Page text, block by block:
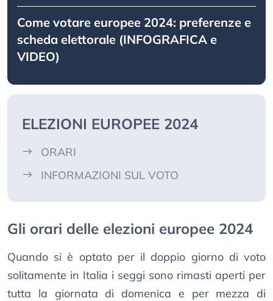
Come votare europee 2024: preferenze e
scheda elettorale (INFOGRAFICA e
VIDEO)
ELEZIONI EUROPEE 2024
ORARI
INFORMAZIONI SUL VOTO
Gli orari delle elezioni europee 2024
Quando si è optato per il doppio giorno di voto
solitamente in Italia i seggi sono rimasti aperti per
tutta la giornata di domenica e per mezza di